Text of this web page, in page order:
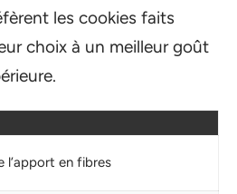
les cookies faits
choix à un meilleur goût
l’apport en fibres